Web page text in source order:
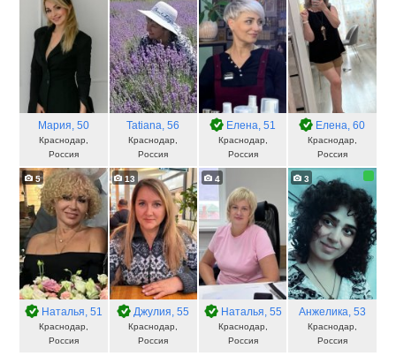
Мария, 50
Краснодар,
Россия
Tatiana, 56
Краснодар,
Россия
Елена, 51
Краснодар,
Россия
Елена, 60
Краснодар,
Россия
5
Наталья, 51
Краснодар,
Россия
13
Джулия, 55
Краснодар,
Россия
4
Наталья, 55
Краснодар,
Россия
3
Анжелика, 53
Краснодар,
Россия